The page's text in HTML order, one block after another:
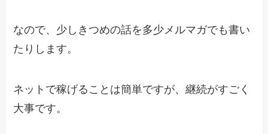
なので、少しきつめの話を多少メルマガでも書い
たりします。
ネットで稼げることは簡単ですが、継続がすごく
大事です。